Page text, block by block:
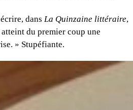
dans La Quinzaine littéraire,
du premier coup une
» Stupéfiante.